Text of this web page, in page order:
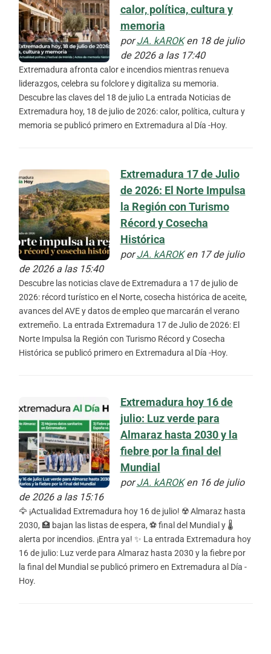
calor, política, cultura y
memoria
porJA. kAROKen 18 de julio
de 2026 a las 17:40
Extremadura afronta calor e incendios mientras renueva
liderazgos, celebra su folclore y digitaliza su memoria.
Descubre las claves del 18 de julio La entrada Noticias de
Extremadura hoy, 18 de julio de 2026: calor, política, cultura y
memoria se publicó primero en Extremadura al Día -Hoy.
Extremadura 17 de Julio
de 2026: El Norte Impulsa
la Región con Turismo
Récord y Cosecha
Histórica
porJA. kAROKen 17 de julio
de 2026 a las 15:40
Descubre las noticias clave de Extremadura a 17 de julio de
2026: récord turístico en el Norte, cosecha histórica de aceite,
avances del AVE y datos de empleo que marcarán el verano
extremeño. La entrada Extremadura 17 de Julio de 2026: El
Norte Impulsa la Región con Turismo Récord y Cosecha
Histórica se publicó primero en Extremadura al Día -Hoy.
Extremadura hoy 16 de
julio: Luz verde para
Almaraz hasta 2030 y la
fiebre por la final del
Mundial
porJA. kAROKen 16 de julio
de 2026 a las 15:16
🦅 ¡Actualidad Extremadura hoy 16 de julio! ☢️ Almaraz hasta
2030, 🏥 bajan las listas de espera, ⚽ final del Mundial y 🌡️
alerta por incendios. ¡Entra ya! ✨ La entrada Extremadura hoy
16 de julio: Luz verde para Almaraz hasta 2030 y la fiebre por
la final del Mundial se publicó primero en Extremadura al Día -
Hoy.